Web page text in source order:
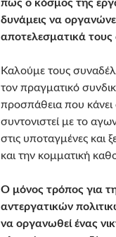
πως ο κόσμος της
δυνάμεις να
αποτελεσματικά
Καλούμε τους
τον πραγματικό
προσπάθεια που κάνει
συντονιστεί με το
στις υποταγμένες και
και την κομματική
Ο μόνος τρόπος για
αντεργατικών
να οργανωθεί ένας